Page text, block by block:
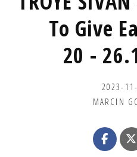
To Give
20 -
2023-
MARCIN